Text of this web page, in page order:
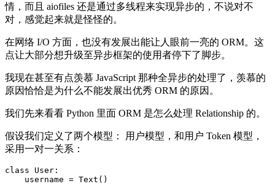
情，而且 aiofiles 还是通过多线程来实现异步的，不说对不
对，感觉起来就是怪怪的。
在网络 I/O 方面，也没有发展出能让人眼前一亮的 ORM。这
点让大部分想升级至异步框架的使用者停下了脚步。
我现在甚至有点羡慕 JavaScript 那种全异步的处理了，羡慕的
原因恰恰是为什么不能发展出优秀 ORM 的原因。
我们先来看看 Python 里面 ORM 是怎么处理 Relationship 的。
假设我们定义了两个模型： 用户模型，和用户 Token 模型，
采用一对一关系：
class User:
    username = Text()